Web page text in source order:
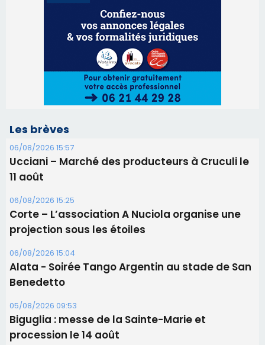
Ucciani – Marché des producteurs à Cruculi le
Corte – L’association A Nuciola organise une
projection sous les étoiles
Alata - Soirée Tango Argentin au stade de San
Benedetto
05/08/2026 09:53
Biguglia : messe de la Sainte-Marie et
procession le 14 août
31/07/2026 08:24
Tennis - Début ce week-end du tournoi du
RCPV
31/07/2026 08:22
82ème anniversaire de la disparition du
Commandant Antoine de Saint Exupery